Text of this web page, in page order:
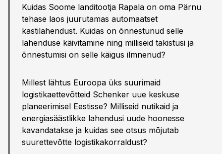
Kuidas Soome landitootja Rapala on oma Pärnu
tehase laos juurutamas automaatset
kastilahendust. Kuidas on õnnestunud selle
lahenduse käivitamine ning milliseid takistusi ja
õnnestumisi on selle käigus ilmnenud?
Millest lähtus Euroopa üks suurimaid
logistikaettevõtteid Schenker uue keskuse
planeerimisel Eestisse? Milliseid nutikaid ja
energiasäästlikke lahendusi uude hoonesse
kavandatakse ja kuidas see otsus mõjutab
suurettevõtte logistikakorraldust?